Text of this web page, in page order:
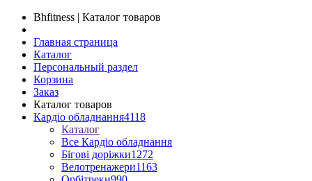
Bhfitness | Каталог товаров
Главная страница
Каталог
Персональный раздел
Корзина
Заказ
Каталог товаров
Кардіо обладнання4118
Каталог
Все Кардіо обладнання
Бігові доріжки1272
Велотренажери1163